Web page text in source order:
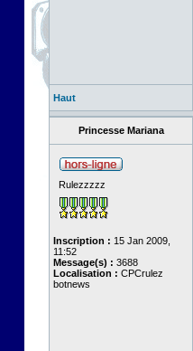
Haut
Princesse Mariana
Rulezzzzz
Inscription : 15 Jan 2009,
11:52
Message(s) : 3688
Localisation : CPCrulez
botnews